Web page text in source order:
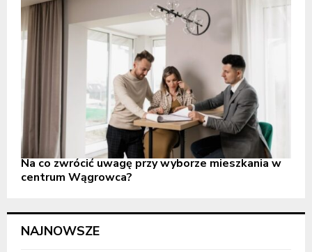
Na co zwrócić uwagę przy wyborze mieszkania w
centrum Wągrowca?
NAJNOWSZE